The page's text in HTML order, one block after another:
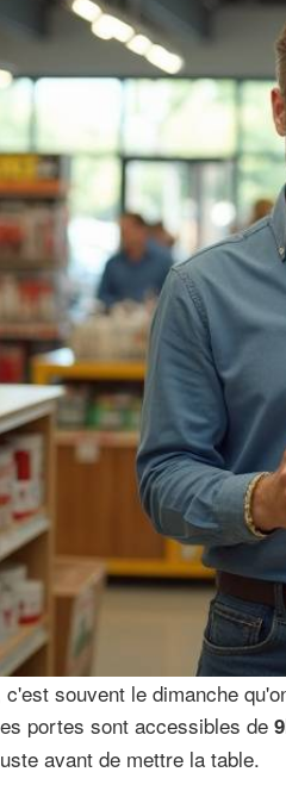
souvent le dimanche
portes sont accessibles de
avant de mettre la table.